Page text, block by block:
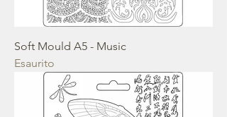
Soft Mould A5 - Music
Esaurito